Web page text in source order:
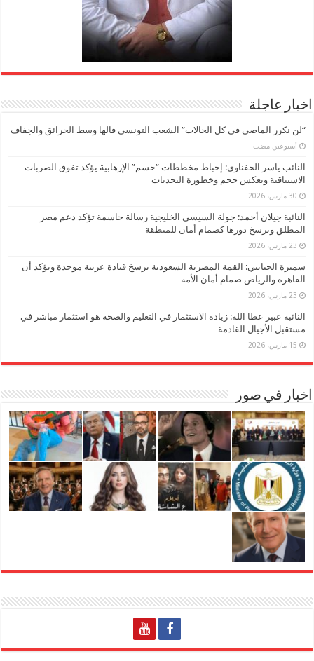
اخبار عاجلة
“لن نكرر الماضي في كل الحالات” الشعب التونسي قالها وسط الحرائق والجفاف
‏أسبوعين مضت
النائب ياسر الحفناوي: إحباط مخططات “حسم” الإرهابية يؤكد تفوق الضربات
الاستباقية ويعكس حجم وخطورة التحديات
30 مارس، 2026
النائبة جيلان أحمد: جولة السيسي الخليجية رسالة حاسمة تؤكد دعم مصر
المطلق وترسخ دورها كصمام أمان للمنطقة
23 مارس، 2026
سميرة الجنايني: القمة المصرية السعودية ترسخ قيادة عربية موحدة وتؤكد أن
القاهرة والرياض صمام أمان الأمة
23 مارس، 2026
النائبة عبير عطا الله: زيادة الاستثمار في التعليم والصحة هو استثمار مباشر في
مستقبل الأجيال القادمة
15 مارس، 2026
اخبار في صور